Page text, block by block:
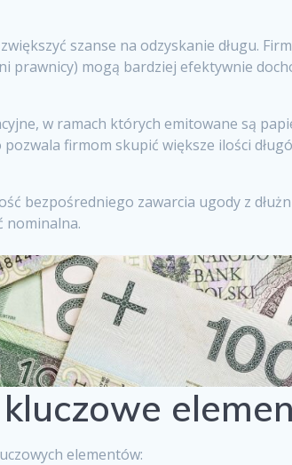
szanse na odzyskanie długu.
prawnicy) mogą bardziej efektywnie
w ramach których emitowane są
firmom skupić większe ilości
bezpośredniego zawarcia ugody z
nominalna.
elementów: